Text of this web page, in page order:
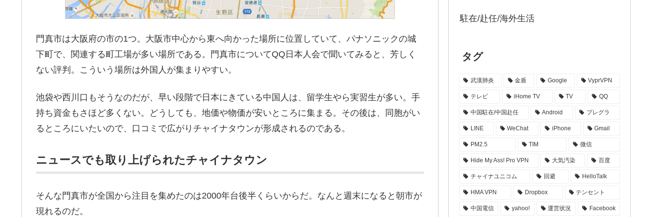
門真市は大阪府の市の1つ。大阪市中心から東へ向かった場所に位置していて、パナソニックの城
下町で、関連する町工場が多い場所である。門真市についてQQ日本人会で聞いてみると、芳しく
ない評判。こういう場所は外国人が集まりやすい。
池袋や西川口もそうなのだが、早い段階で日本にきている中国人は、留学生やら実習生が多い。手
持ち資金もさほど多くない。どうしても、地価や物価が安いところに集まる。その後は、同胞がい
るところにいたいので、口コミで広がりチャイナタウンが形成されるのである。
ニュースでも取り上げられたチャイナタウン
そんな門真市が全国から注目を集めたのは2000年台後半くらいからだ。なんと週末になると朝市が
現れるのだ。
駐在/赴任/海外生活
タグ
武漢肺炎 金盾 Google VyprVPN
テレビ iHome TV TV QQ
中国駐在/中国赴任 Android プレグラ
LINE WeChat iPhone Gmail
PM2.5 TIM 微信
Hide My Ass! Pro VPN 大気汚染 百度
チャイナユニコム 回避 HelloTalk
HMA VPN Dropbox テンセント
中国電信 yahoo! 運営状況 Facebook